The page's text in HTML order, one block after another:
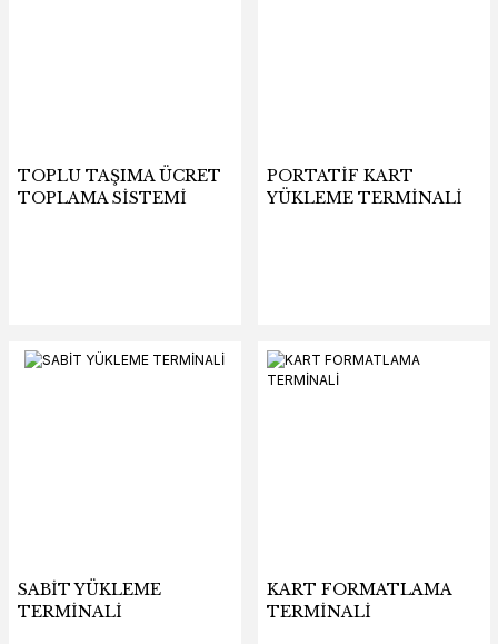
TOPLU TAŞIMA ÜCRET
TOPLAMA SİSTEMİ
PORTATİF KART
YÜKLEME TERMİNALİ
SABİT YÜKLEME
TERMİNALİ
KART FORMATLAMA
TERMİNALİ